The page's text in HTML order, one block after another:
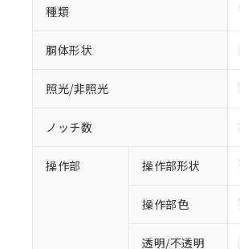
種類
胴体形状
照光/非照光
ノッチ数
操作部 操作部形状
操作部色
透明/不透明